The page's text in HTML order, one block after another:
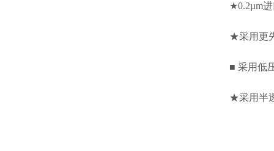
★0.2µm
★采用更
■ 采用低
★采用半